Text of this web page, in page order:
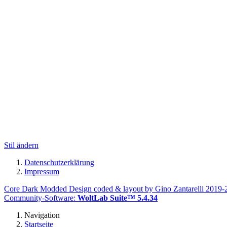
Stil ändern
Datenschutzerklärung
Impressum
Core Dark Modded Design coded & layout by Gino Zantarelli
Community-Software: WoltLab Suite™ 5.4.34
Navigation
Startseite